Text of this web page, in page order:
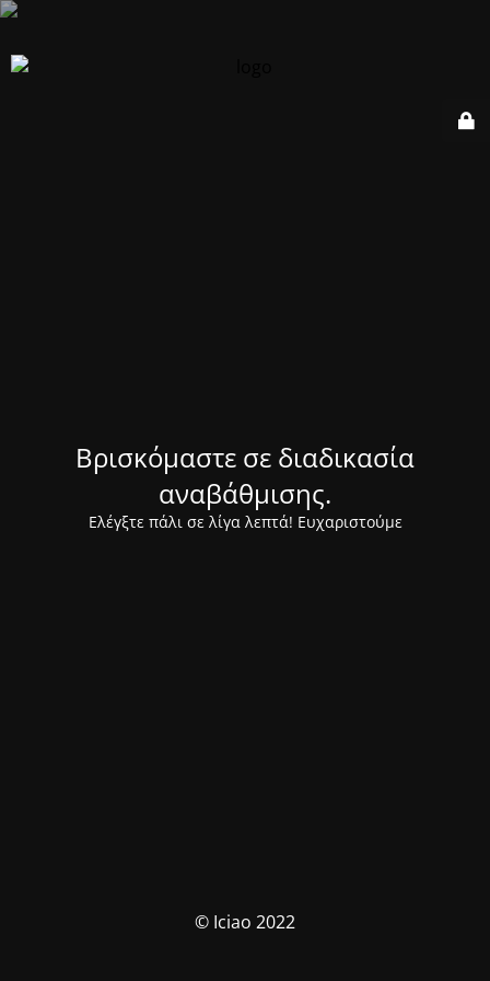
Βρισκόμαστε σε διαδικασία
αναβάθμισης.
Ελέγξτε πάλι σε λίγα λεπτά! Ευχαριστούμε
© Iciao 2022